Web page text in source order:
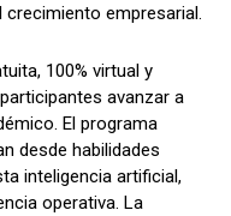
empresarial.
100% virtual y
avanzar a
El programa
desde habilidades
inteligencia artificial,
operativa. La